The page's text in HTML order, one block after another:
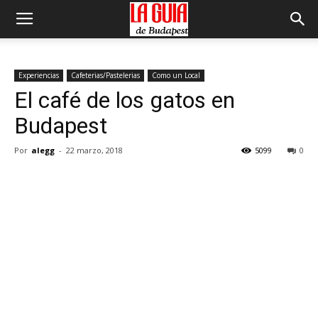
Experiencias Cafeterias/Pastelerias Como un Local
El café de los gatos en
Budapest
Por alegg - 22 marzo, 2018 0
5099